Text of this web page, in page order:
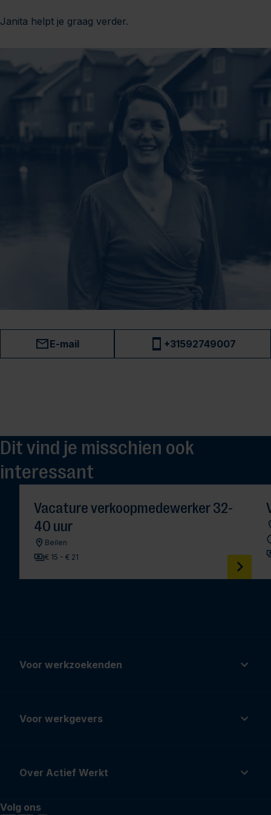
Janita helpt je graag verder.
E-mail +31592749007
Dit vind je misschien ook
interessant
Vacature verkoopmedewerker 32-
40 uur
Beilen
€ 15 - € 21
Voor werkzoekenden
Voor werkgevers
Over Actief Werkt
Volg ons